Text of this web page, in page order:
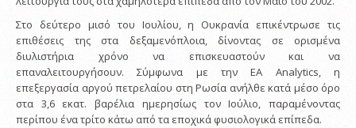
Στο δεύτερο μισό του Ιουλίου, η Ουκρανία επικέντρωσε τις
επιθέσεις της στα δεξαμενόπλοια, δίνοντας σε ορισμένα
διυλιστήρια χρόνο να επισκευαστούν και να
επαναλειτουργήσουν. Σύμφωνα με την EA Analytics, η
επεξεργασία αργού πετρελαίου στη Ρωσία ανήλθε κατά μέσο όρο
στα 3,6 εκατ. βαρέλια ημερησίως τον Ιούλιο, παραμένοντας
περίπου ένα τρίτο κάτω από τα εποχικά φυσιολογικά επίπεδα.